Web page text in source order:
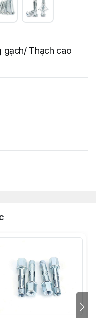
gạch/ Thạch cao